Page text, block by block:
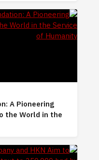
A Pioneering
the World in the